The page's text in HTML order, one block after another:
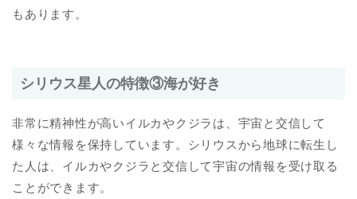
もあります。
シリウス星人の特徴③海が好き
非常に精神性が高いイルカやクジラは、宇宙と交信して
様々な情報を保持しています。シリウスから地球に転生し
た人は、イルカやクジラと交信して宇宙の情報を受け取る
ことができます。